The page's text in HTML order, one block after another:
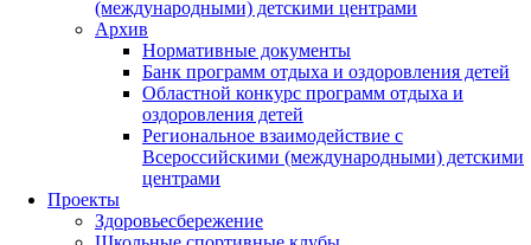
(международными) детскими центрами
Архив
Нормативные документы
Банк программ отдыха и оздоровления детей
Областной конкурс программ отдыха и
оздоровления детей
Региональное взаимодействие с
Всероссийскими (международными) детскими
центрами
Проекты
Здоровьесбережение